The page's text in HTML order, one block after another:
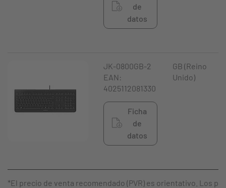
de
datos
JK-0800GB-2
EAN:
4025112081330
Ficha
de
datos
GB (Reino
Unido)
*El precio de venta recomendado (PVR) es orientativo. Los